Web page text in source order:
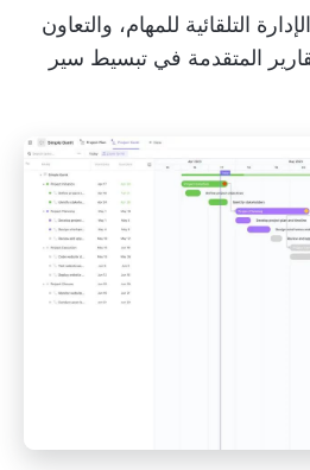
التلقائية للمهام، والتعاون
المتقدمة في تبسيط سير